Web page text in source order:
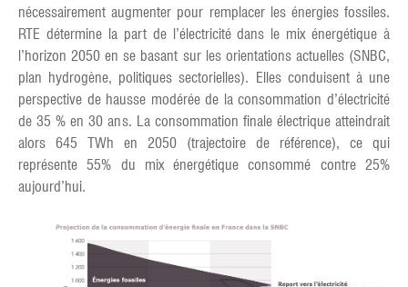
nécessairement augmenter pour remplacer les énergies fossiles.
RTE détermine la part de l’électricité dans le mix énergétique à
l’horizon 2050 en se basant sur les orientations actuelles (SNBC,
plan hydrogène, politiques sectorielles). Elles conduisent à une
perspective de hausse modérée de la consommation d’électricité
de 35 % en 30 ans. La consommation finale électrique atteindrait
alors 645 TWh en 2050 (trajectoire de référence), ce qui
représente 55% du mix énergétique consommé contre 25%
aujourd’hui.